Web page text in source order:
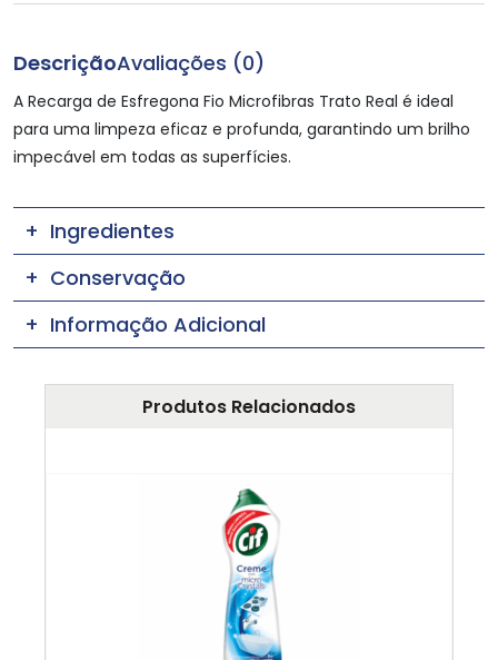
DescriçãoAvaliações (0)
A Recarga de Esfregona Fio Microfibras Trato Real é ideal
para uma limpeza eficaz e profunda, garantindo um brilho
impecável em todas as superfícies.
Ingredientes
Conservação
Informação Adicional
Produtos Relacionados